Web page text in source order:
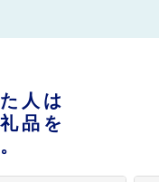
人は
品を